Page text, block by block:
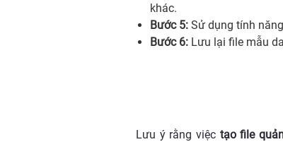
khác.
Bước 5: Sử dụng tính
Bước 6: Lưu lại file mẫu
Lưu ý rằng việctạo file